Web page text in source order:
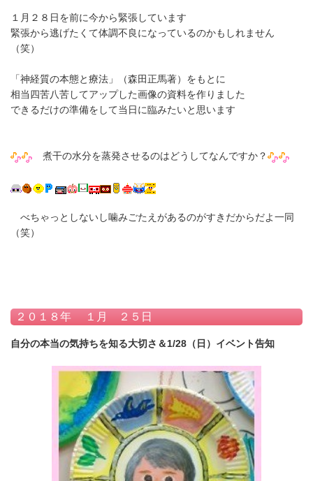
１月２８日を前に今から緊張しています
緊張から逃げたくて体調不良になっているのかもしれません
（笑）
「神経質の本態と療法」（森田正馬著）をもとに
相当四苦八苦してアップした画像の資料を作りました
できるだけの準備をして当日に臨みたいと思います
煮干の水分を蒸発させるのはどうしてなんですか？
べちゃっとしないし噛みごたえがあるのがすきだからだよ一同
（笑）
２０１８年 １月 ２５日
自分の本当の気持ちを知る大切さ＆1/28（日）イベント告知